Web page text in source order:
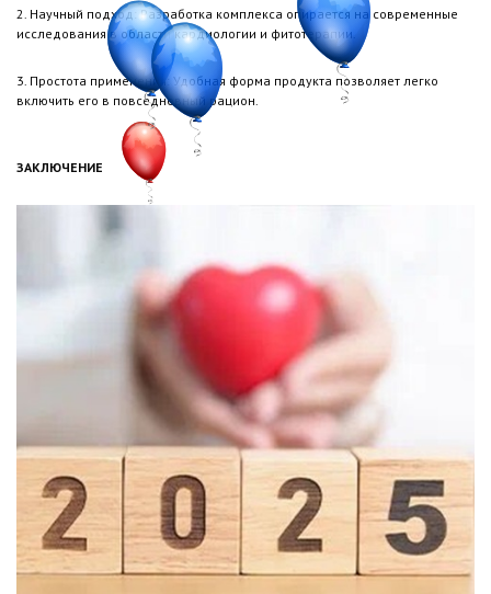
2. Научный подход: Разработка комплекса опирается на современные
исследования в области кардиологии и фитотерапии.
3. Простота применения: Удобная форма продукта позволяет легко
включить его в повседневный рацион.
ЗАКЛЮЧЕНИЕ